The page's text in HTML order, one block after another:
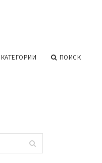
КАТЕГОРИИ ПОИСК